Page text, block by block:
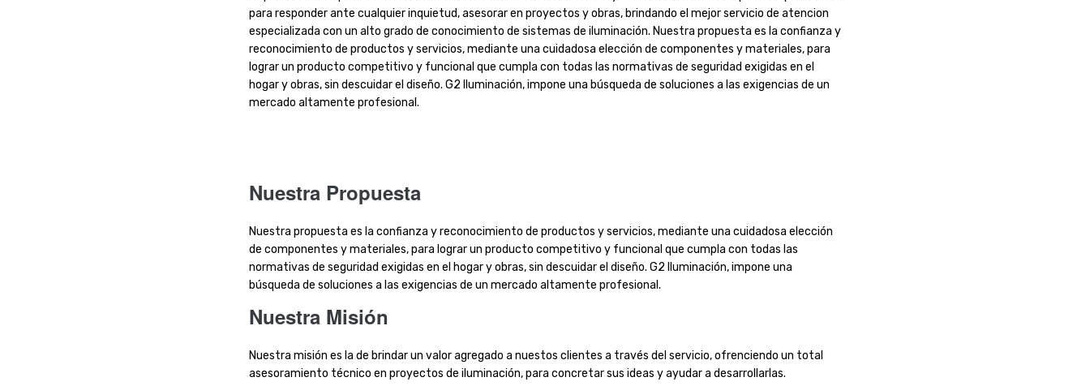
para responder ante cualquier inquietud, asesorar en proyectos y obras, brindando el mejor servicio de atencion
especializada con un alto grado de conocimiento de sistemas de iluminación. Nuestra propuesta es la confianza y
reconocimiento de productos y servicios, mediante una cuidadosa elección de componentes y materiales, para
lograr un producto competitivo y funcional que cumpla con todas las normativas de seguridad exigidas en el
hogar y obras, sin descuidar el diseño. G2 Iluminación, impone una búsqueda de soluciones a las exigencias de un
mercado altamente profesional.
Nuestra Propuesta
Nuestra propuesta es la confianza y reconocimiento de productos y servicios, mediante una cuidadosa elección
de componentes y materiales, para lograr un producto competitivo y funcional que cumpla con todas las
normativas de seguridad exigidas en el hogar y obras, sin descuidar el diseño. G2 Iluminación, impone una
búsqueda de soluciones a las exigencias de un mercado altamente profesional.
Nuestra Misión
Nuestra misión es la de brindar un valor agregado a nuestos clientes a través del servicio, ofrenciendo un total
asesoramiento técnico en proyectos de iluminación, para concretar sus ideas y ayudar a desarrollarlas.